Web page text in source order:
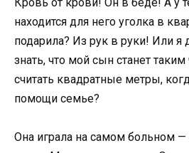
находится для него уголка в
подарила? Из рук в руки! Или
знать, что мой сын станет
считать квадратные метры,
помощи семье?
Она играла на самом больном